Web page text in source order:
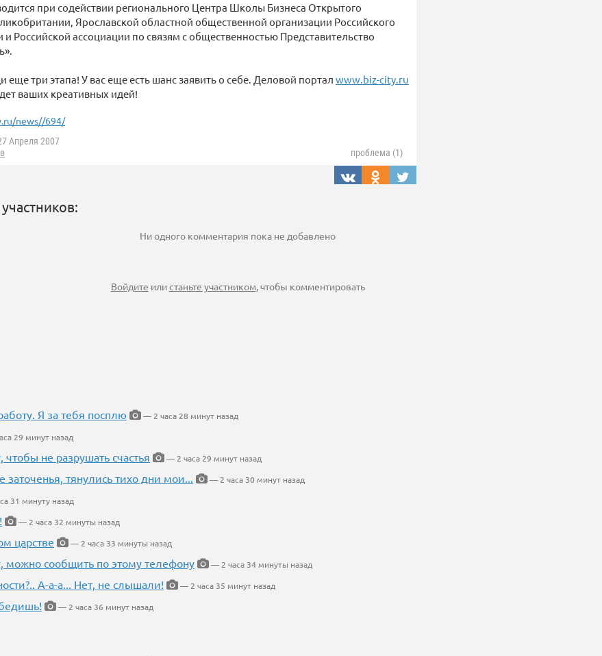
при содействии регионального Центра Школы Бизнеса Открытого
Ярославской областной общественной организации Российского
Российской ассоциации по связям с общественностью Представительство
еще три этапа! У вас еще есть шанс заявить о себе. Деловой портал www.biz-city.ru
ваших креативных идей!
news//694/
Апреля 2007
проблема (1)
Ни одного комментария пока не добавлено
Войдите илистаньте участником, чтобы комментировать
Я за тебя посплю
— 2 часа 28 минут назад
29 минут назад
не разрушать счастья
— 2 часа 29 минут назад
заточенья, тянулись тихо дни мои...
— 2 часа 30 минут назад
31 минуту назад
— 2 часа 32 минуты назад
царстве
— 2 часа 33 минуты назад
можно сообщить по этому телефону
— 2 часа 34 минуты назад
А-а-а... Нет, не слышали!
— 2 часа 35 минут назад
— 2 часа 36 минут назад